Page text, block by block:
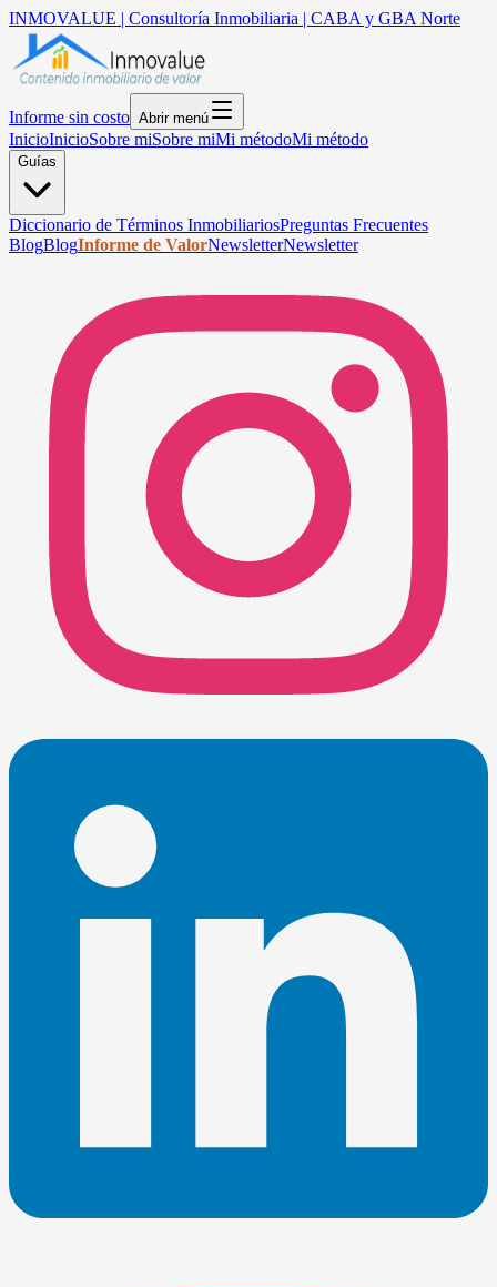
INMOVALUE | Consultoría Inmobiliaria | CABA y GBA Norte
Informe sin costo Abrir menú
InicioInicioSobre miSobre miMi métodoMi método
Guías
Diccionario de Términos InmobiliariosPreguntas Frecuentes
BlogBlogInforme de ValorNewsletterNewsletter